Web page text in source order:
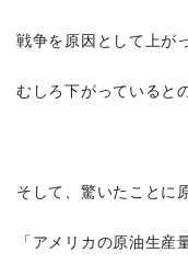
戦争を原因として上が
むしろ下がっていると
そして、驚いたことに
「アメリカの原油生産